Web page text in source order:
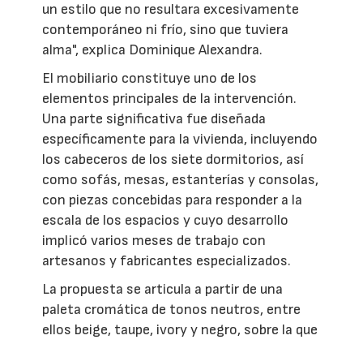
un estilo que no resultara excesivamente
contemporáneo ni frío, sino que tuviera
alma", explica Dominique Alexandra.
El mobiliario constituye uno de los
elementos principales de la intervención.
Una parte significativa fue diseñada
específicamente para la vivienda, incluyendo
los cabeceros de los siete dormitorios, así
como sofás, mesas, estanterías y consolas,
con piezas concebidas para responder a la
escala de los espacios y cuyo desarrollo
implicó varios meses de trabajo con
artesanos y fabricantes especializados.
La propuesta se articula a partir de una
paleta cromática de tonos neutros, entre
ellos beige, taupe, ivory y negro, sobre la que